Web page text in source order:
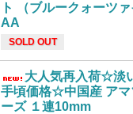
ト （ブルークォーツ
AA
SOLD OUT
大人気再入荷☆淡
手頃価格☆中国産 アマ
ーズ １連10mm